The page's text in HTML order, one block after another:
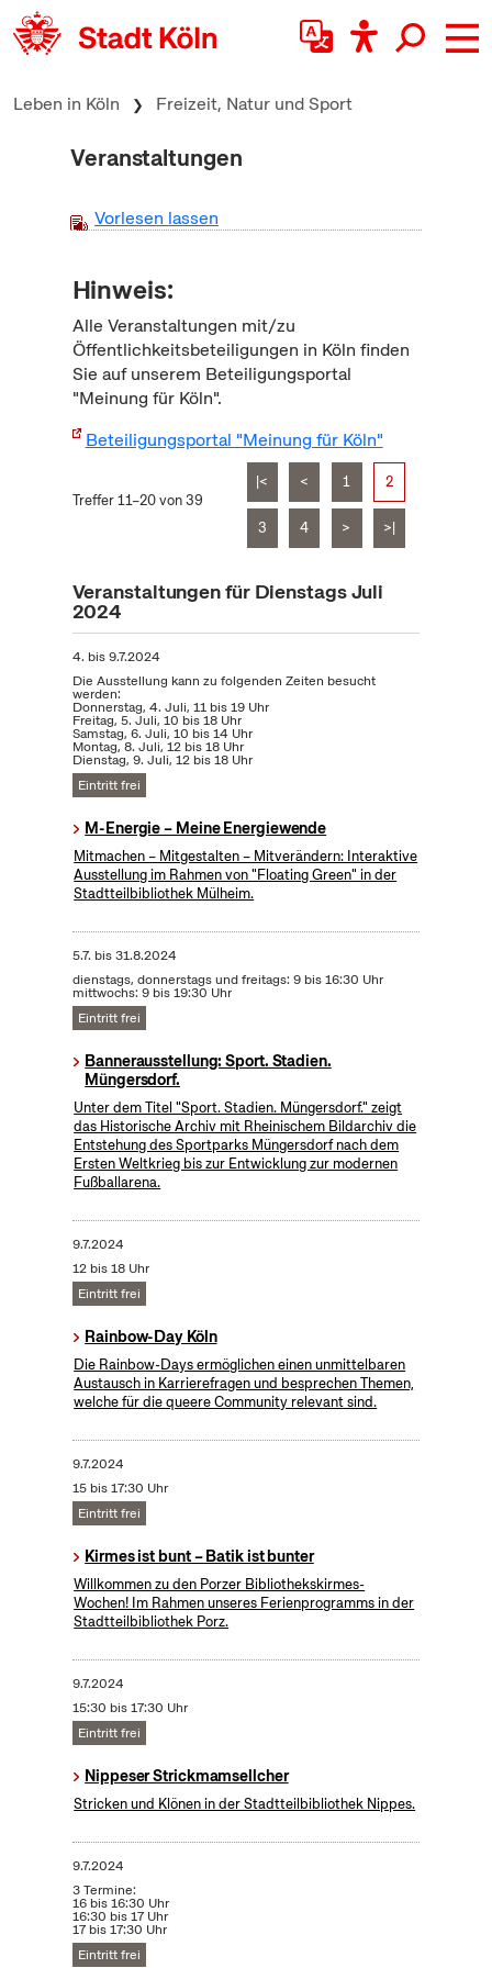
zum Inhalt springen
Leben in Köln Freizeit, Natur und Sport
Veranstaltungen
Vorlesen lassen
Hinweis:
Alle Veranstaltungen mit/zu
Öffentlichkeitsbeteiligungen in Köln finden
Sie auf unserem Beteiligungsportal
"Meinung für Köln".
Beteiligungsportal "Meinung für Köln"
Treffer 11–20 von 39
|< < 1 2
3 4 > >|
Veranstaltungen für Dienstags Juli
2024
4. bis9.7.2024
Die Ausstellung kann zu folgenden Zeiten besucht
werden:
Donnerstag, 4. Juli, 11 bis 19 Uhr
Freitag, 5. Juli, 10 bis 18 Uhr
Samstag, 6. Juli, 10 bis 14 Uhr
Montag, 8. Juli, 12 bis 18 Uhr
Dienstag, 9. Juli, 12 bis 18 Uhr
Eintritt frei
M-Energie – Meine Energiewende
Mitmachen – Mitgestalten – Mitverändern: Interaktive
Ausstellung im Rahmen von "Floating Green" in der
Stadtteilbibliothek Mülheim.
5.7. bis31.8.2024
dienstags, donnerstags und freitags: 9 bis 16:30 Uhr
mittwochs: 9 bis 19:30 Uhr
Eintritt frei
Bannerausstellung: Sport. Stadien.
Müngersdorf.
Unter dem Titel "Sport. Stadien. Müngersdorf." zeigt
das Historische Archiv mit Rheinischem Bildarchiv die
Entstehung des Sportparks Müngersdorf nach dem
Ersten Weltkrieg bis zur Entwicklung zur modernen
Fußballarena.
9.7.2024
12 bis 18 Uhr
Eintritt frei
Rainbow-Day Köln
Die Rainbow-Days ermöglichen einen unmittelbaren
Austausch in Karrierefragen und besprechen Themen,
welche für die queere Community relevant sind.
9.7.2024
15 bis 17:30 Uhr
Eintritt frei
Kirmes ist bunt – Batik ist bunter
Willkommen zu den Porzer Bibliothekskirmes-
Wochen! Im Rahmen unseres Ferienprogramms in der
Stadtteilbibliothek Porz.
9.7.2024
15:30 bis 17:30 Uhr
Eintritt frei
Nippeser Strickmamsellcher
Stricken und Klönen in der Stadtteilbibliothek Nippes.
9.7.2024
3 Termine:
16 bis 16:30 Uhr
16:30 bis 17 Uhr
17 bis 17:30 Uhr
Eintritt frei